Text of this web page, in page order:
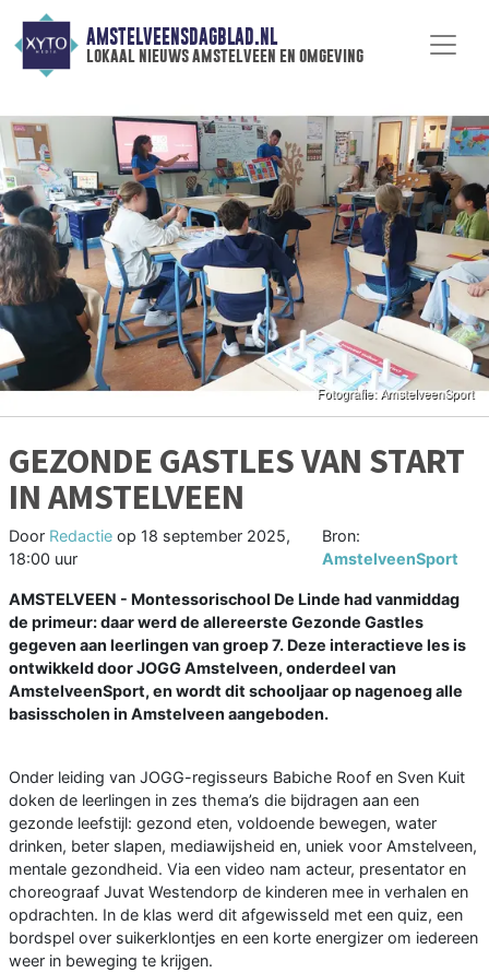
AMSTELVEENSDAGBLAD.NL
lokaal nieuws amstelveen en omgeving
GEZONDE GASTLES VAN START
IN AMSTELVEEN
Door Redactie op 18 september 2025,
18:00 uur
Bron:
AmstelveenSport
AMSTELVEEN - Montessorischool De Linde had vanmiddag
de primeur: daar werd de allereerste Gezonde Gastles
gegeven aan leerlingen van groep 7. Deze interactieve les is
ontwikkeld door JOGG Amstelveen, onderdeel van
AmstelveenSport, en wordt dit schooljaar op nagenoeg alle
basisscholen in Amstelveen aangeboden.
Onder leiding van JOGG-regisseurs Babiche Roof en Sven Kuit
doken de leerlingen in zes thema’s die bijdragen aan een
gezonde leefstijl: gezond eten, voldoende bewegen, water
drinken, beter slapen, mediawijsheid en, uniek voor Amstelveen,
mentale gezondheid. Via een video nam acteur, presentator en
choreograaf Juvat Westendorp de kinderen mee in verhalen en
opdrachten. In de klas werd dit afgewisseld met een quiz, een
bordspel over suikerklontjes en een korte energizer om iedereen
weer in beweging te krijgen.